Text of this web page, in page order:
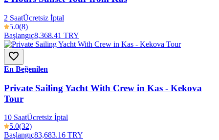
2 SaatÜcretsiz İptal
5.0(8)
Başlangıç8,368.41 TRY
En Beğenilen
Private Sailing Yacht With Crew in Kas - Kekova
Tour
10 SaatÜcretsiz İptal
5.0(32)
Başlangıç83,683.16 TRY